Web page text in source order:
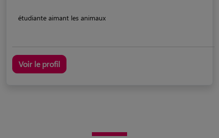
étudiante aimant les animaux
Voir le profil